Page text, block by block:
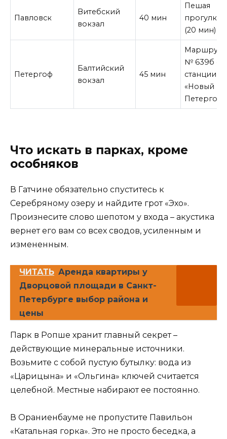
Павловск
Витебский
вокзал
40 мин
Пешая
прогулка
(20 мин)
Петергоф
Балтийский
вокзал
45 мин
№ 639б от
станции
«Новый
Петергоф»
Что искать в парках, кроме
особняков
В Гатчине обязательно спуститесь к
Серебряному озеру и найдите грот «Эхо».
Произнесите слово шепотом у входа – акустика
вернет его вам со всех сводов, усиленным и
измененным.
ЧИТАТЬ Аренда квартиры у
Дворцовой площади в Санкт-
Петербурге выбор района и
цены
Парк в Ропше хранит главный секрет –
действующие минеральные источники.
Возьмите с собой пустую бутылку: вода из
«Царицына» и «Ольгина» ключей считается
целебной. Местные набирают ее постоянно.
В Ораниенбауме не пропустите Павильон
«Катальная горка». Это не просто беседка, а